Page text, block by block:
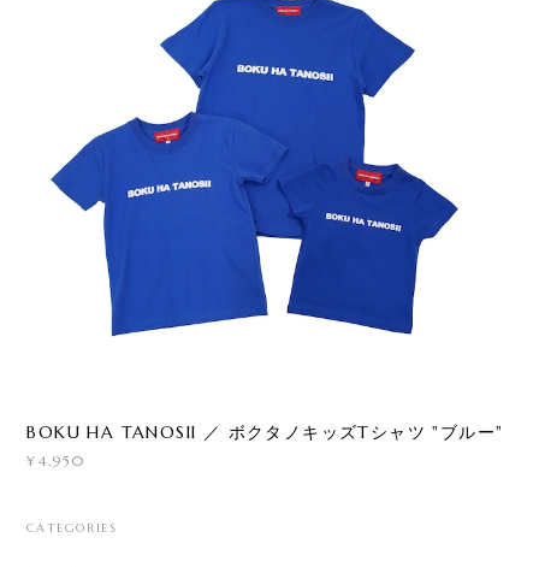
BOKU HA TANOSII ／ ボクタノキッズTシャツ "ブルー"
¥4,950
CATEGORIES